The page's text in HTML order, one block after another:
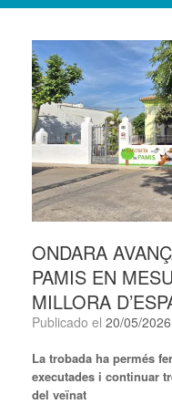
ONDARA
PAMIS EN
MILLORA
Publicado el 20/05/2026
La trobada ha permés
executades i continuar
del veïnat